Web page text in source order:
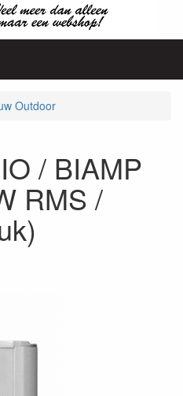
Outdoor
/ BIAMP
RMS /